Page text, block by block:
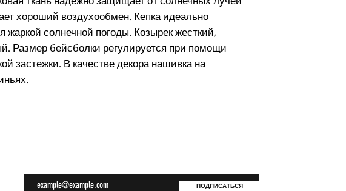
хороший воздухообмен. Кепка идеально
жаркой солнечной погоды. Козырек жесткий,
Размер бейсболки регулируется при помощи
застежки. В качестве декора нашивка на
ПОДПИСАТЬСЯ